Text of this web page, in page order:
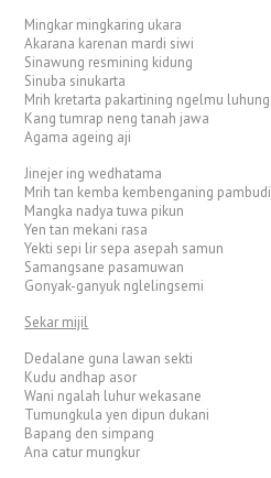
Mingkar mingkaring ukara
Akarana karenan mardi siwi
Sinawung resmining kidung
Sinuba sinukarta
Mrih kretarta pakartining ngelmu luhung
Kang tumrap neng tanah jawa
Agama ageing aji
Jinejer ing wedhatama
Mrih tan kemba kembenganing pambudi
Mangka nadya tuwa pikun
Yen tan mekani rasa
Yekti sepi lir sepa asepah samun
Samangsane pasamuwan
Gonyak-ganyuk nglelingsemi
Sekar mijil
Dedalane guna lawan sekti
Kudu andhap asor
Wani ngalah luhur wekasane
Tumungkula yen dipun dukani
Bapang den simpang
Ana catur mungkur